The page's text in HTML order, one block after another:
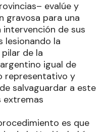
evalúe y
gravosa para una
de sus
lesionando la
de la
igual de
representativo y
salvaguardar a este
extremas
es que